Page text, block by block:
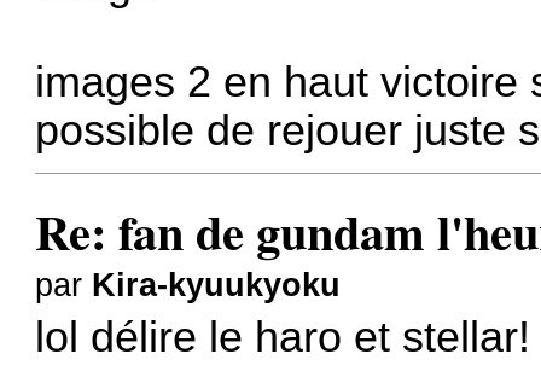
images 2 en haut victoire
possible de rejouer juste
Re: fan de gundam
par Kira-kyuukyoku
lol délire le haro et stellar!